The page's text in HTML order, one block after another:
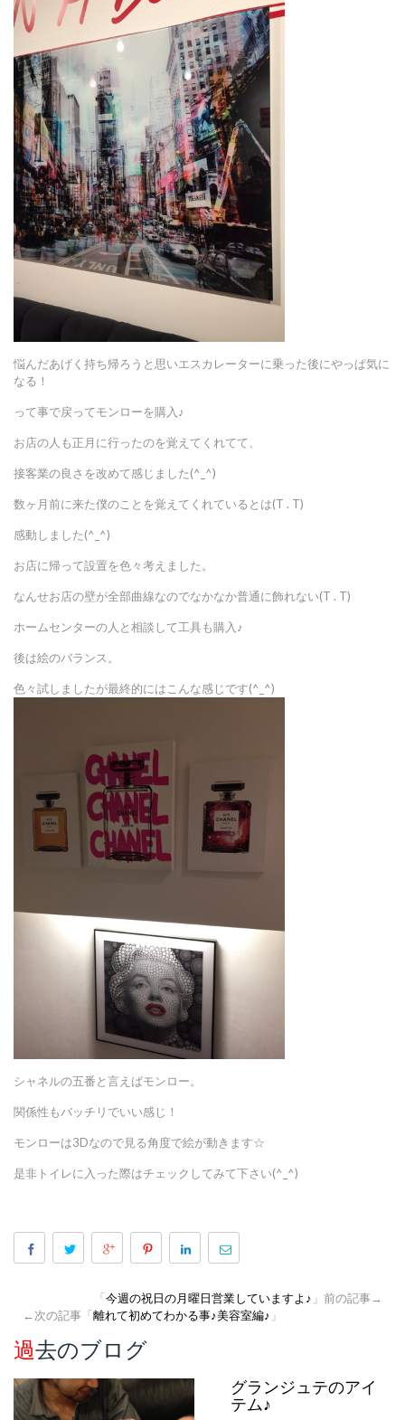
悩んだあげく持ち帰ろうと思いエスカレーターに乗った後にやっぱ気に
なる！
って事で戻ってモンローを購入♪
お店の人も正月に行ったのを覚えてくれてて、
接客業の良さを改めて感じました(^_^)
数ヶ月前に来た僕のことを覚えてくれているとは(T . T)
感動しました(^_^)
お店に帰って設置を色々考えました。
なんせお店の壁が全部曲線なのでなかなか普通に飾れない(T . T)
ホームセンターの人と相談して工具も購入♪
後は絵のバランス。
色々試しましたが最終的にはこんな感じです(^_^)
シャネルの五番と言えばモンロー。
関係性もバッチリでいい感じ！
モンローは3Dなので見る角度で絵が動きます☆
是非トイレに入った際はチェックしてみて下さい(^_^)
「今週の祝日の月曜日営業していますよ♪ 」前の記事→
←次の記事「離れて初めてわかる事♪美容室編♪ 」
過去のブログ
グランジュテのアイ
テム♪